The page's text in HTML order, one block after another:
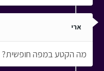
ארי
מה הקטע במפה חופשית?